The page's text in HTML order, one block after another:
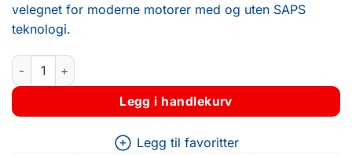
velegnet for moderne motorer med og uten SAPS
teknologi.
GOLDEN STAGE 5W30 LL C2, C3 200L antall
Legg i handlekurv
Legg til favoritter